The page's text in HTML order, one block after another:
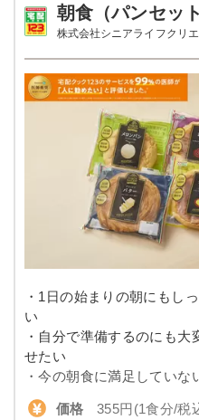
895mg、食塩相当量2.3g
※メニューの補足
※ご飯セットの栄養素です。
とその栄養価のため、実際
ューではないのでご注意くだ
品数 5品～6品
カロリー 600～
3.0g以
目安
タンパク質 16.0～
脂質 -
-
リン -
カリウム -
コレステロール
※カロリーは目安の数値である
朝食（パンセット
株式会社シニアライフクリエ
・1日の始まりの朝にもし
い
・自分で準備するのにも大
せたい
・今の朝食に満足していな
価格 355円(1食分/税